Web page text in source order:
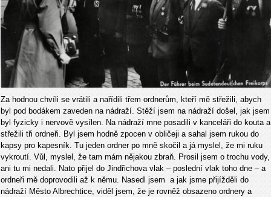
Za hodnou chvíli se vrátili a nařídili třem ordnerům, kteří mě střežili, abych
byl pod bodákem zaveden na nádraží. Stěží jsem na nádraží došel, jak jsem
byl fyzicky i nervově vysílen. Na nádraží mne posadili v kanceláři do kouta a
střežili tři ordneři. Byl jsem hodně zpocen v obličeji a sahal jsem rukou do
kapsy pro kapesník. Tu jeden ordner po mně skočil a já myslel, že mi ruku
vykroutí. Vůl, myslel, že tam mám nějakou zbraň. Prosil jsem o trochu vody,
ani tu mi nedali. Nato přijel do Jindřichova vlak – poslední vlak toho dne – a
ordneři mě doprovodili až k němu. Nasedl jsem a jak jsme přijížděli do
nádraží Město Albrechtice, viděl jsem, že je rovněž obsazeno ordnery a